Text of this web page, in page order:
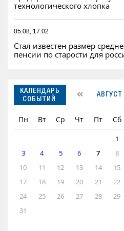
технологического хлопка
05.08, 17:02
Стал известен размер
пенсии по старости для
КАЛЕНДАРЬ
СОБЫТИЙ
АВГУСТ
Пн Вт Ср Чт Пт Сб
1
3
4 5 6 7 8
10
11 12 13 14 15
17
18 19 20 21 22
24
25 26 27 28 29
31